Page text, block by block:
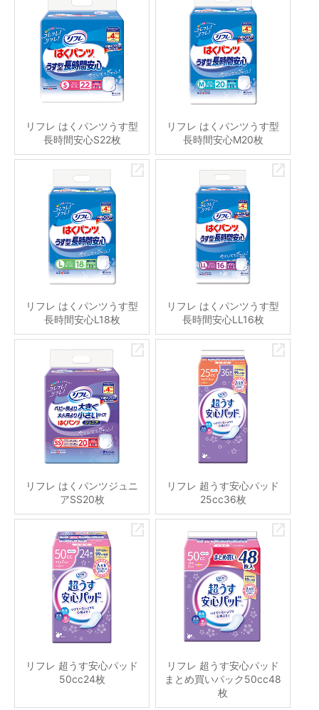
リフレ はくパンツうす型
長時間安心S22枚
リフレ はくパンツうす型
長時間安心M20枚
リフレ はくパンツうす型
長時間安心L18枚
リフレ はくパンツうす型
長時間安心LL16枚
リフレ はくパンツジュニ
アSS20枚
リフレ 超うす安心パッド
25cc36枚
リフレ 超うす安心パッド
50cc24枚
リフレ 超うす安心パッド
まとめ買いパック50cc48
枚